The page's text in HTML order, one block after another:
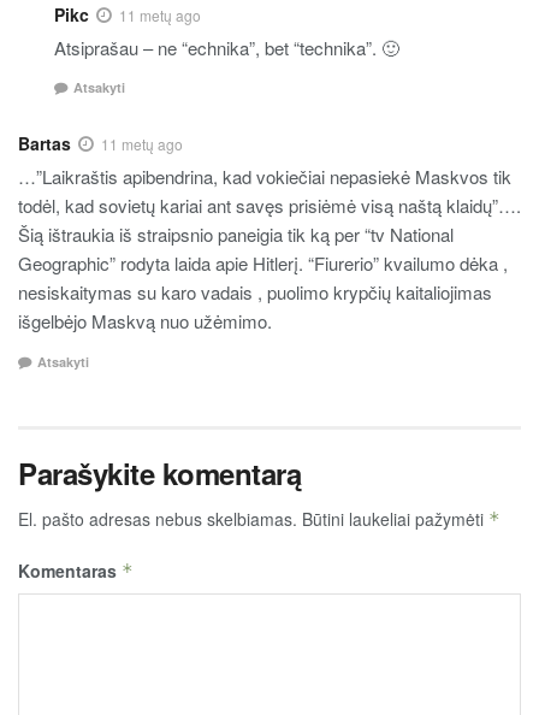
Pikc 11 metų ago
Atsiprašau – ne “echnika”, bet “technika”. 🙂
Atsakyti
Bartas 11 metų ago
…”Laikraštis apibendrina, kad vokiečiai nepasiekė Maskvos tik
todėl, kad sovietų kariai ant savęs prisiėmė visą naštą klaidų”….
Šią ištraukia iš straipsnio paneigia tik ką per “tv National
Geographic” rodyta laida apie Hitlerį. “Fiurerio” kvailumo dėka ,
nesiskaitymas su karo vadais , puolimo krypčių kaitaliojimas
išgelbėjo Maskvą nuo užėmimo.
Atsakyti
Parašykite komentarą
El. pašto adresas nebus skelbiamas. Būtini laukeliai pažymėti *
Komentaras *